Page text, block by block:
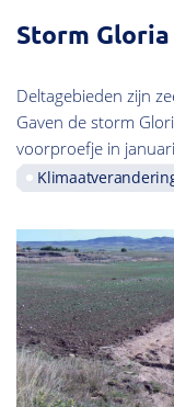
Storm
Deltagebieden zijn
Gaven de storm
voorproefje in